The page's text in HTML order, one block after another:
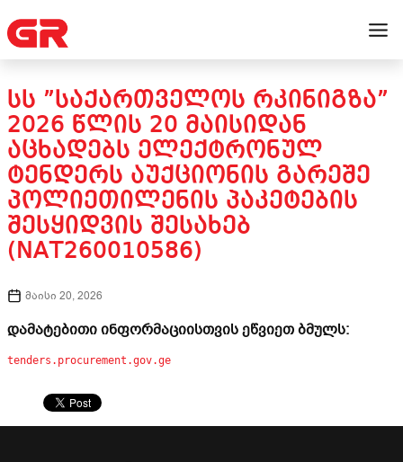
ᲡᲡ ”ᲡᲐᲥᲐᲠᲗᲕᲔᲚᲝᲡ ᲠᲙᲘᲜᲘᲒᲖᲐ”
2026 ᲬᲚᲘᲡ 20 ᲛᲐᲘᲡᲘᲓᲐᲜ
ᲐᲪᲮᲐᲓᲔᲑᲡ ᲔᲚᲔᲥᲢᲠᲝᲜᲣᲚ
ᲢᲔᲜᲓᲔᲠᲡ ᲐᲣᲥᲪᲘᲝᲜᲘᲡ ᲒᲐᲠᲔᲨᲔ
ᲞᲝᲚᲘᲔᲗᲘᲚᲔᲜᲘᲡ ᲞᲐᲙᲔᲢᲔᲑᲘᲡ
ᲨᲔᲡᲧᲘᲓᲕᲘᲡ ᲨᲔᲡᲐᲮᲔᲑ
(NAT260010586)
მაისი 20, 2026
დამატებითი ინფორმაციისთვის ეწვიეთ ბმულს:
tenders.procurement.gov.ge